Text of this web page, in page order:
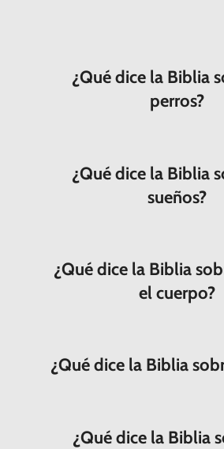
¿Qué dice la Biblia
perros?
¿Qué dice la Biblia
sueños?
¿Qué dice la Biblia
el cuerpo?
¿Qué dice la Biblia
¿Qué dice la Biblia